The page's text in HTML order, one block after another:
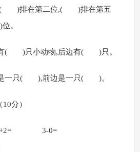
,( )排在第二位,( )排在第五
。
有( )只小动物,后边有( )只。
是一只( ),前边是一只( )。
分）
3-0=